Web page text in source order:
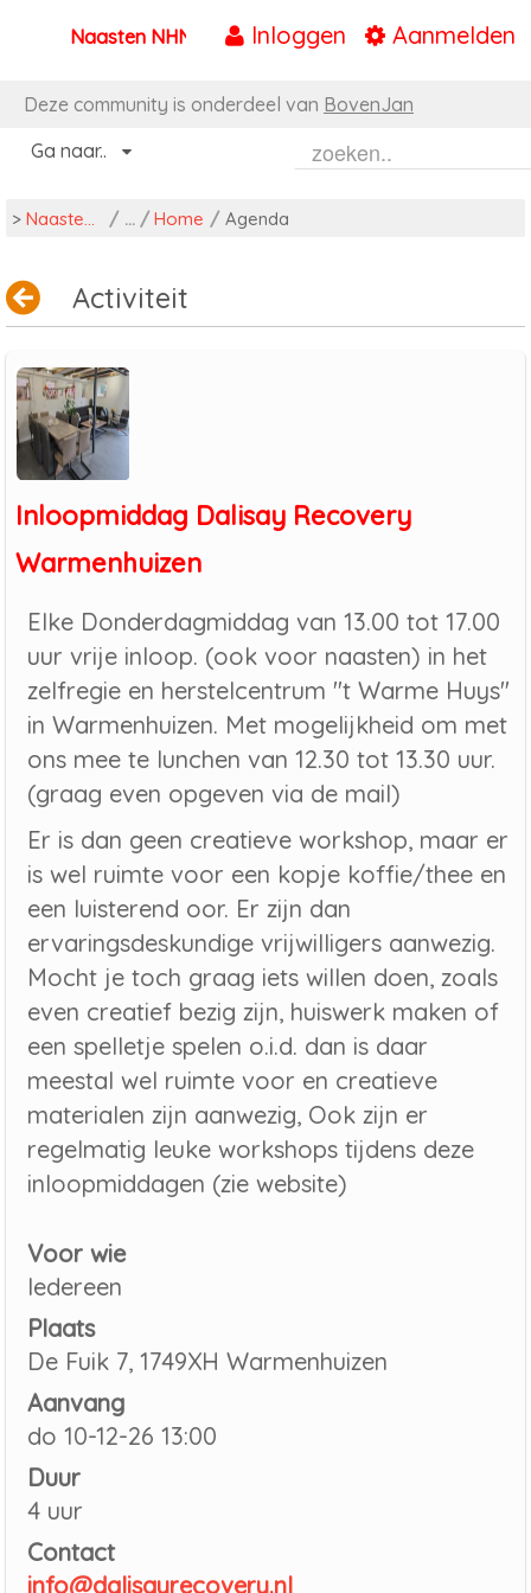
Naar content
Inloggen Aanmelden
Naasten NHN
Deze community is onderdeel van BovenJan
Ga naar..
> Naasten NHN / Home / Agenda
Activiteit
Inloopmiddag Dalisay Recovery
Warmenhuizen
Elke Donderdagmiddag van 13.00 tot 17.00
uur vrije inloop. (ook voor naasten) in het
zelfregie en herstelcentrum "t Warme Huys"
in Warmenhuizen. Met mogelijkheid om met
ons mee te lunchen van 12.30 tot 13.30 uur.
(graag even opgeven via de mail)
Er is dan geen creatieve workshop, maar er
is wel ruimte voor een kopje koffie/thee en
een luisterend oor. Er zijn dan
ervaringsdeskundige vrijwilligers aanwezig.
Mocht je toch graag iets willen doen, zoals
even creatief bezig zijn, huiswerk maken of
een spelletje spelen o.i.d. dan is daar
meestal wel ruimte voor en creatieve
materialen zijn aanwezig, Ook zijn er
regelmatig leuke workshops tijdens deze
inloopmiddagen (zie website)
Voor wie
Iedereen
Plaats
De Fuik 7, 1749XH Warmenhuizen
Aanvang
do 10-12-26 13:00
Duur
4 uur
Contact
info@dalisayrecovery.nl